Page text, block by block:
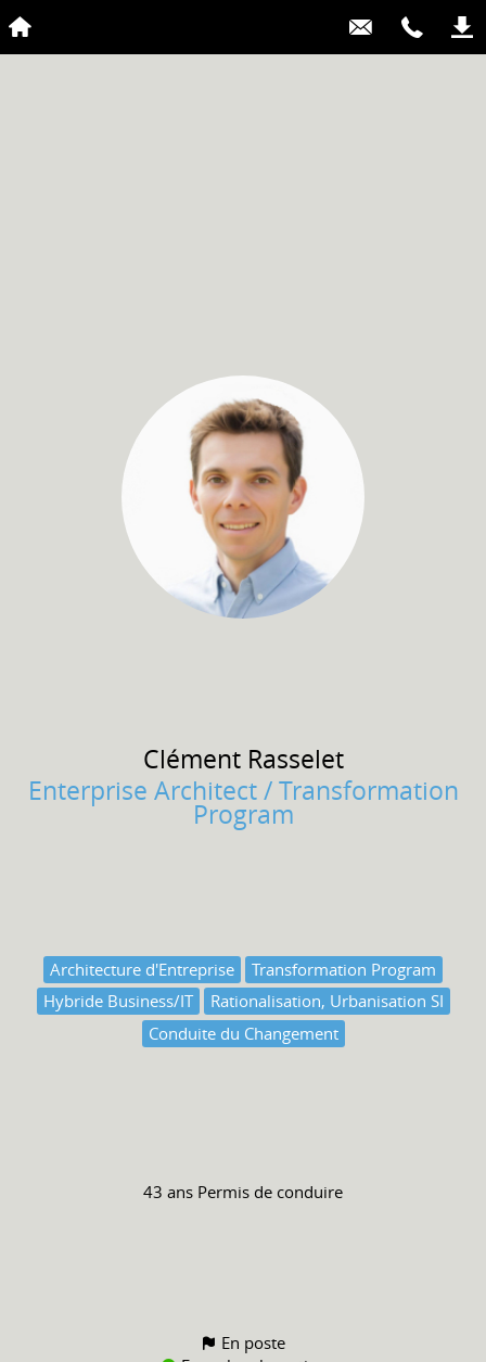
Clément Rasselet
Enterprise Architect / Transformation
Program
Architecture d'Entreprise
Transformation Program
Hybride Business/IT
Rationalisation, Urbanisation SI
Conduite du Changement
43 ans Permis de conduire
En poste